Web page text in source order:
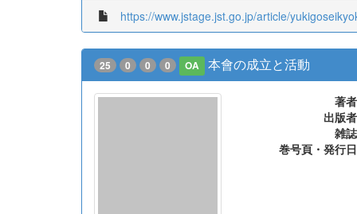
https://www.jstage.jst.go.jp/article/
25 0 0 0 OA 本會の成立と活動
著者
出版者
雑誌
巻号頁・発行日